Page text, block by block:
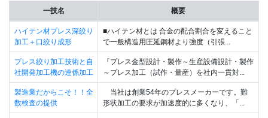
一技名 概要
ハイテン材プレス深絞り
加工＋口絞り成形
■ハイテン材とは 合金の配合割合を変えること
で一般構造用圧延鋼材より強度（引張...
プレス絞り加工技術と自
社開発加工機の連係加工
『プレス金型設計・製作～生産設備設計・製作
～プレス加工（試作・量産）を社内一貫対...
製造業だからこそ！！全
数検査の提供
当社は創業54年のプレスメーカーです。難
形状加工の要求が加速度的に多くなり、「...